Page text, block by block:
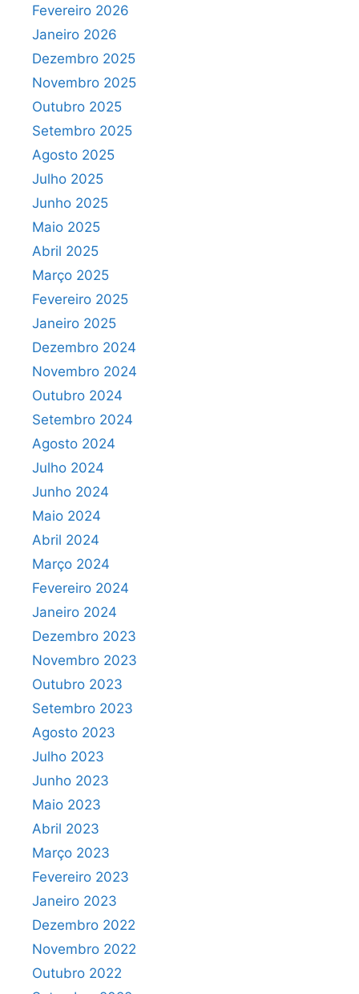
Fevereiro 2026
Janeiro 2026
Dezembro 2025
Novembro 2025
Outubro 2025
Setembro 2025
Agosto 2025
Julho 2025
Junho 2025
Maio 2025
Abril 2025
Março 2025
Fevereiro 2025
Janeiro 2025
Dezembro 2024
Novembro 2024
Outubro 2024
Setembro 2024
Agosto 2024
Julho 2024
Junho 2024
Maio 2024
Abril 2024
Março 2024
Fevereiro 2024
Janeiro 2024
Dezembro 2023
Novembro 2023
Outubro 2023
Setembro 2023
Agosto 2023
Julho 2023
Junho 2023
Maio 2023
Abril 2023
Março 2023
Fevereiro 2023
Janeiro 2023
Dezembro 2022
Novembro 2022
Outubro 2022